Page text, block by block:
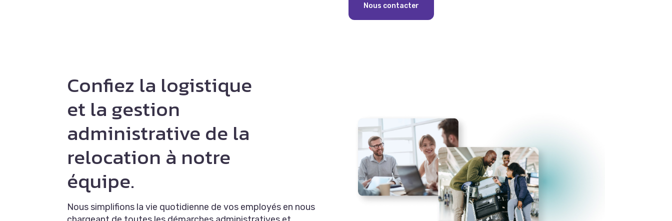
Nous contacter
Confiez la logistique
et la gestion
administrative de la
relocation à notre
équipe.
Nous simplifions la vie quotidienne de vos employés en nous